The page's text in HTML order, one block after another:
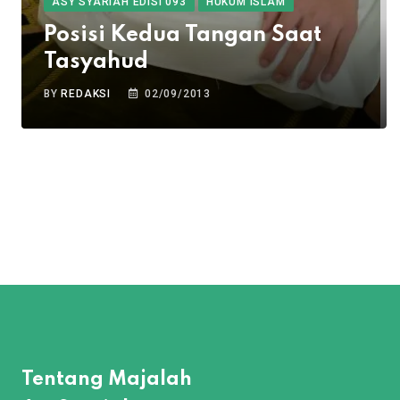
Posisi Kedua Tangan Saat
Tasyahud
BYREDAKSI 02/09/2013
Tentang Majalah